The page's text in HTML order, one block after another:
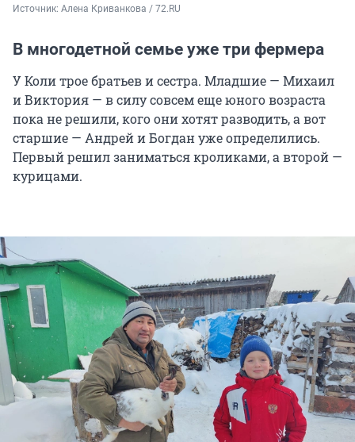
Источник: Алена Криванкова / 72.RU
В многодетной семье уже три фермера
У Коли трое братьев и сестра. Младшие — Михаил
и Виктория — в силу совсем еще юного возраста
пока не решили, кого они хотят разводить, а вот
старшие — Андрей и Богдан уже определились.
Первый решил заниматься кроликами, а второй —
курицами.